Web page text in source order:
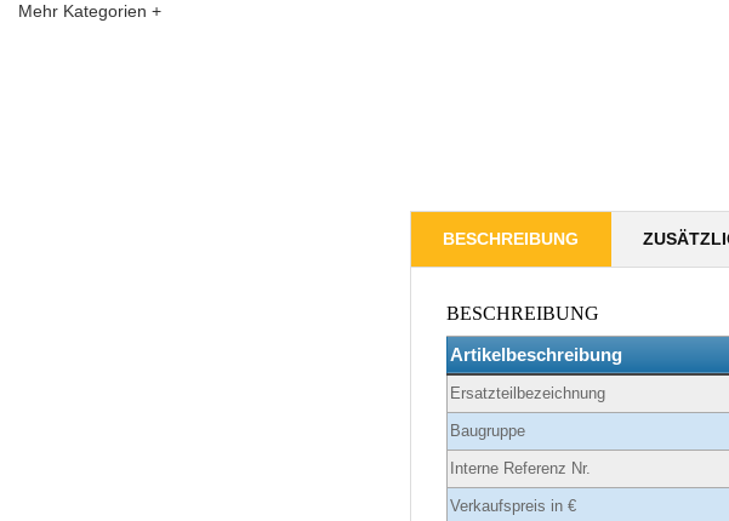
Mehr Kategorien +
BESCHREIBUNG
BESCHREIBUNG
Artikelbeschreibung
Ersatzteilbezeichnung
Baugruppe
Interne Referenz Nr.
Verkaufspreis in €